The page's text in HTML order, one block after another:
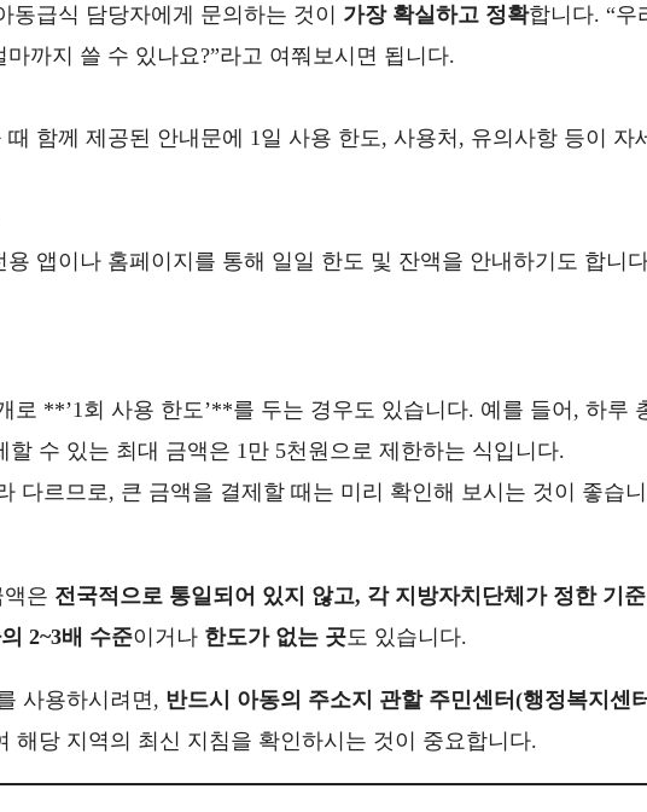
동급식 담당자에게 문의하는 것이 가장 확실하고 정확합니다. “우
까지 쓸 수 있나요?”라고 여쭤보시면 됩니다.
함께 제공된 안내문에 1일 사용 한도, 사용처, 유의사항 등이 자
앱이나 홈페이지를 통해 일일 한도 및 잔액을 안내하기도 합니
로 **’1회 사용 한도’**를 두는 경우도 있습니다. 예를 들어, 하루
수 있는 최대 금액은 1만 5천원으로 제한하는 식입니다.
다르므로, 큰 금액을 결제할 때는 미리 확인해 보시는 것이 좋습니
은 전국적으로 통일되어 있지 않고, 각 지방자치단체가 정한 기준
2~3배 수준이거나 한도가 없는 곳도 있습니다.
사용하시려면, 반드시 아동의 주소지 관할 주민센터(행정복지센
해당 지역의 최신 지침을 확인하시는 것이 중요합니다.